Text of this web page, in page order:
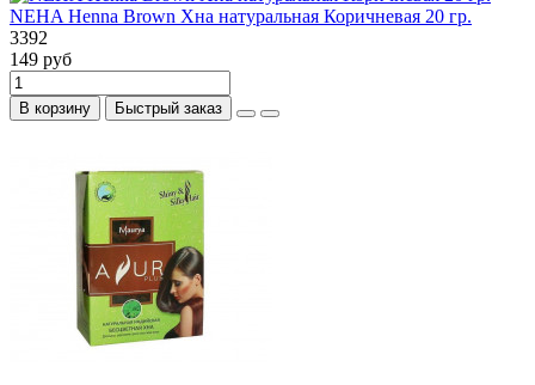
NEHA Henna Brown Хна натуральная Коричневая 20 гр.
3392
149 руб
В корзину Быстрый заказ